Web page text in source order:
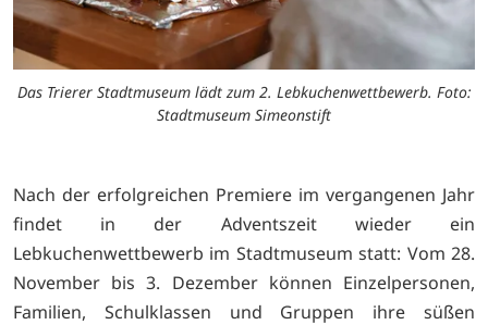
Das Trierer Stadtmuseum lädt zum 2. Lebkuchenwettbewerb. Foto:
Stadtmuseum Simeonstift
Nach der erfolgreichen Premiere im vergangenen Jahr
findet in der Adventszeit wieder ein
Lebkuchenwettbewerb im Stadtmuseum statt: Vom 28.
November bis 3. Dezember können Einzelpersonen,
Familien, Schulklassen und Gruppen ihre süßen